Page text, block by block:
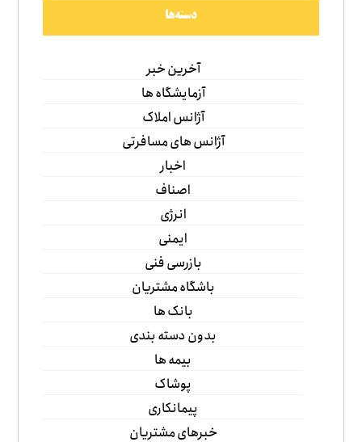
دسته‌ها
آخرین خبر
آزمایشگاه ها
آژانس املاک
آژانس های مسافرتی
اخبار
اصناف
انرژی
ایمنی
بازرسی فنی
باشگاه مشتریان
بانک ها
بدون دسته بندی
بیمه ها
پوشاک
پیمانکاری
خبرهای مشتریان